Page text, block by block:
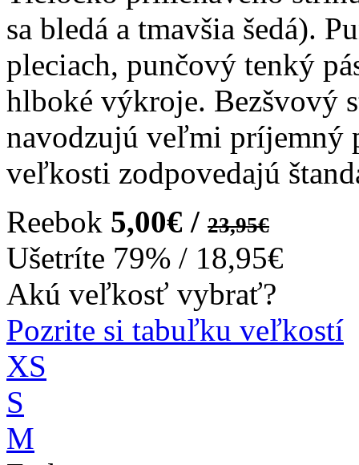
sa bledá a tmavšia šedá).
pleciach, punčový tenký
hlboké výkroje. Bezšvový
navodzujú veľmi príjemný
veľkosti zodpovedajú
Reebok 5,00€ / 23,95€
Ušetríte 79% / 18,95€
Akú veľkosť vybrať?
Pozrite si tabuľku veľkostí
XS
S
M